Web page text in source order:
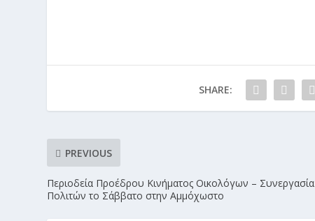
SHARE:
PREVIOUS
Περιοδεία Προέδρου Κινήματος Οικολόγων – Συνεργασία
Πολιτών το Σάββατο στην Αμμόχωστο